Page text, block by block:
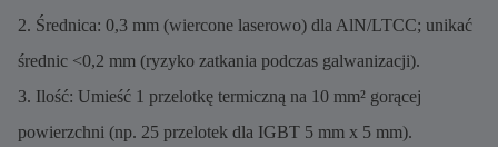
2. Średnica: 0,3 mm (wiercone laserowo) dla AlN/LTCC; unikać
średnic <0,2 mm (ryzyko zatkania podczas galwanizacji).
3. Ilość: Umieść 1 przelotkę termiczną na 10 mm² gorącej
powierzchni (np. 25 przelotek dla IGBT 5 mm x 5 mm).